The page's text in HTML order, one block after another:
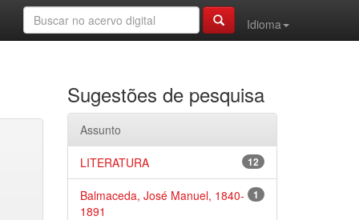
Idioma
Sugestões de pesquisa
Assunto
12
LITERATURA
1
Balmaceda, José Manuel, 1840-
1891